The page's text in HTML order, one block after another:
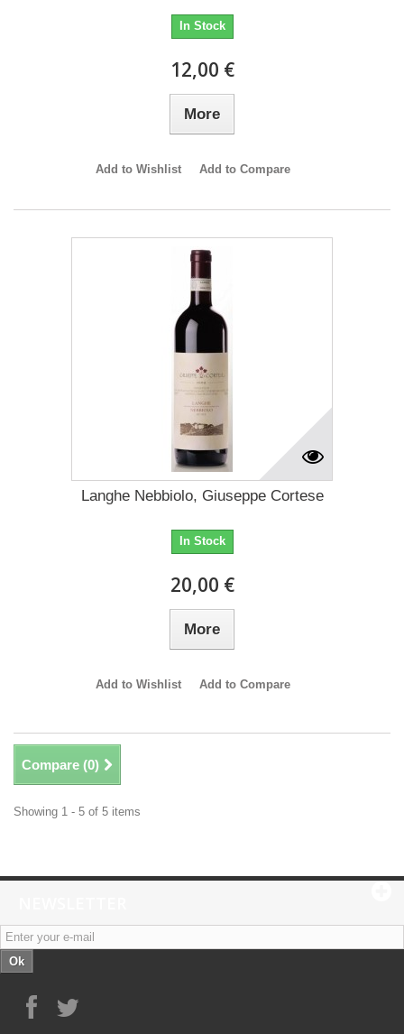
In Stock
12,00 €
More
Add to Wishlist Add to Compare
Langhe Nebbiolo, Giuseppe Cortese
In Stock
20,00 €
More
Add to Wishlist Add to Compare
Compare (0)
Showing 1 - 5 of 5 items
Ok